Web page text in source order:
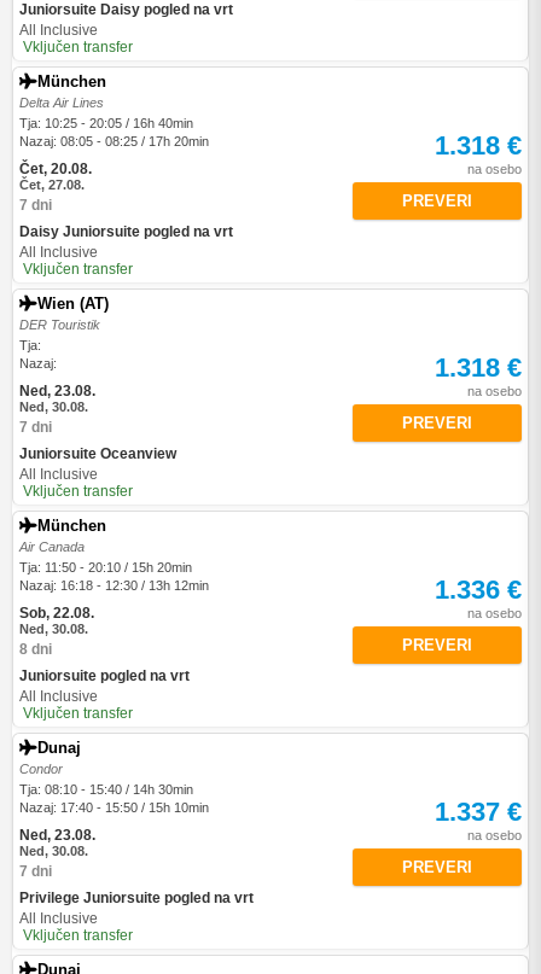
Juniorsuite Daisy pogled na vrt
All Inclusive
Vključen transfer
München
Delta Air Lines
Tja: 10:25 - 20:05 / 16h 40min
Nazaj: 08:05 - 08:25 / 17h 20min
Čet, 20.08.
Čet, 27.08.
7 dni
Daisy Juniorsuite pogled na vrt
All Inclusive
Vključen transfer
1.318 €
na osebo
PREVERI
Wien (AT)
DER Touristik
Tja:
Nazaj:
Ned, 23.08.
Ned, 30.08.
7 dni
Juniorsuite Oceanview
All Inclusive
Vključen transfer
1.318 €
na osebo
PREVERI
München
Air Canada
Tja: 11:50 - 20:10 / 15h 20min
Nazaj: 16:18 - 12:30 / 13h 12min
Sob, 22.08.
Ned, 30.08.
8 dni
Juniorsuite pogled na vrt
All Inclusive
Vključen transfer
1.336 €
na osebo
PREVERI
Dunaj
Condor
Tja: 08:10 - 15:40 / 14h 30min
Nazaj: 17:40 - 15:50 / 15h 10min
Ned, 23.08.
Ned, 30.08.
7 dni
Privilege Juniorsuite pogled na vrt
All Inclusive
Vključen transfer
1.337 €
na osebo
PREVERI
Dunaj